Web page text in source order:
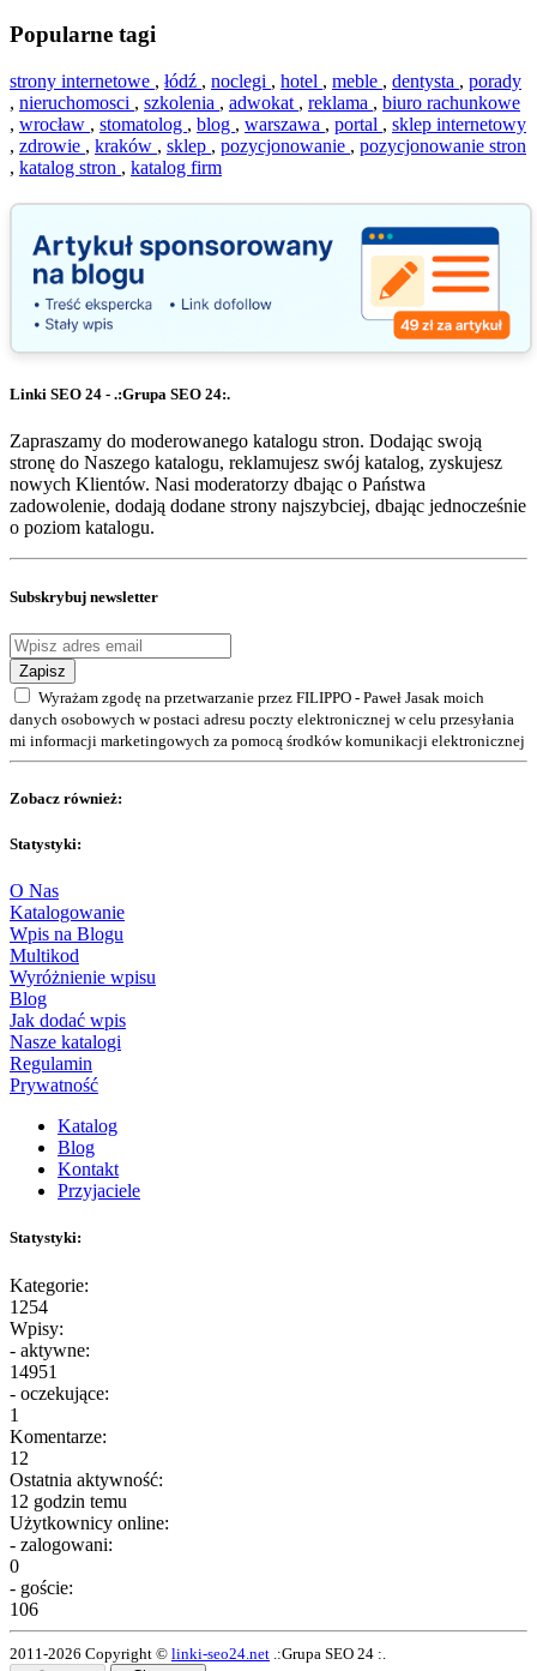
Popularne tagi
strony internetowe , łódź , noclegi , hotel , meble , dentysta , porady
, nieruchomosci , szkolenia , adwokat , reklama , biuro rachunkowe
, wrocław , stomatolog , blog , warszawa , portal , sklep internetowy
, zdrowie , kraków , sklep , pozycjonowanie , pozycjonowanie stron
, katalog stron , katalog firm
Linki SEO 24 - .:Grupa SEO 24:.
Zapraszamy do moderowanego katalogu stron. Dodając swoją
stronę do Naszego katalogu, reklamujesz swój katalog, zyskujesz
nowych Klientów. Nasi moderatorzy dbając o Państwa
zadowolenie, dodają dodane strony najszybciej, dbając jednocześnie
o poziom katalogu.
Subskrybuj newsletter
Zapisz
Wyrażam zgodę na przetwarzanie przez FILIPPO - Paweł Jasak moich
danych osobowych w postaci adresu poczty elektronicznej w celu przesyłania
mi informacji marketingowych za pomocą środków komunikacji elektronicznej
Zobacz również:
Statystyki:
O Nas
Katalogowanie
Wpis na Blogu
Multikod
Wyróżnienie wpisu
Blog
Jak dodać wpis
Nasze katalogi
Regulamin
Prywatność
Katalog
Blog
Kontakt
Przyjaciele
Statystyki:
Kategorie:
1254
Wpisy:
- aktywne:
14951
- oczekujące:
1
Komentarze:
12
Ostatnia aktywność:
12 godzin temu
Użytkownicy online:
- zalogowani:
0
- goście:
106
2011-2026 Copyright © linki-seo24.net .:Grupa SEO 24 :.